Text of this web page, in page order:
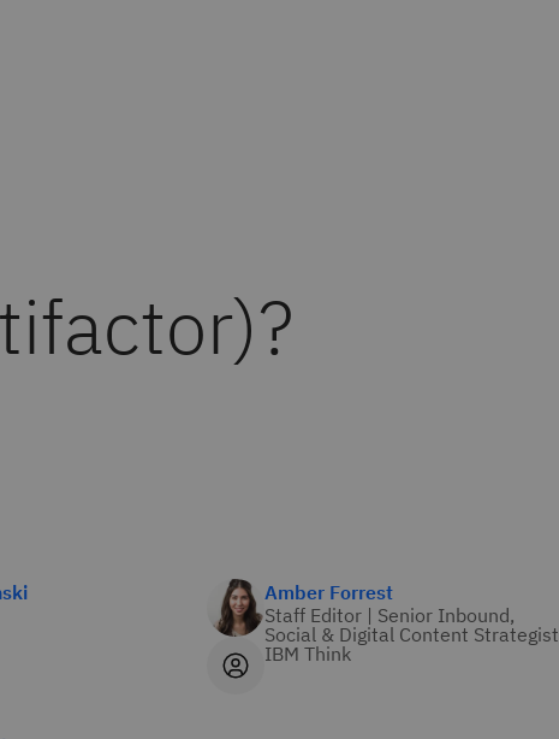
Amber Forrest
Staff Editor | Senior Inbound,
Social & Digital Content Strategist
IBM Think